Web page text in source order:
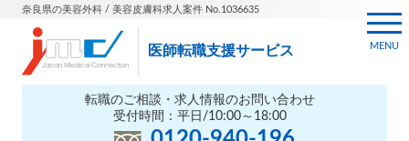
奈良県の美容外科 / 美容皮膚科求人案件 No.1036635
医師転職支援サービス
転職のご相談・求人情報のお問い合わせ
受付時間：平日/10:00～18:00
MENU